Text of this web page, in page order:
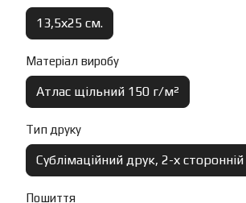
13,5х25 см.
Матеріал виробу
Атлас щільний 150 г/м²
Тип друку
Сублімаційний друк, 2-х сторонній
Пошиття